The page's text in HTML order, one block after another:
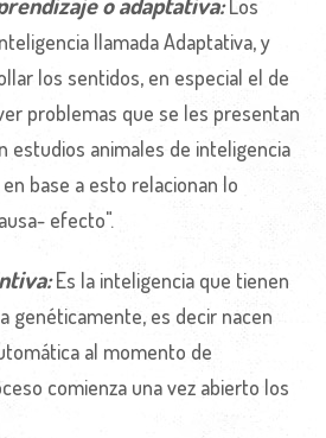
Los
llamada Adaptativa, y
los sentidos, en especial el de
problemas que se les presentan
estudios animales de inteligencia
base a esto relacionan lo
efecto".
Es la inteligencia que tienen
genéticamente, es decir nacen
al momento de
comienza una vez abierto los